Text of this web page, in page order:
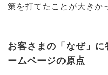
策を打てたことが大きか
お客さまの「なぜ」
ームページの原点